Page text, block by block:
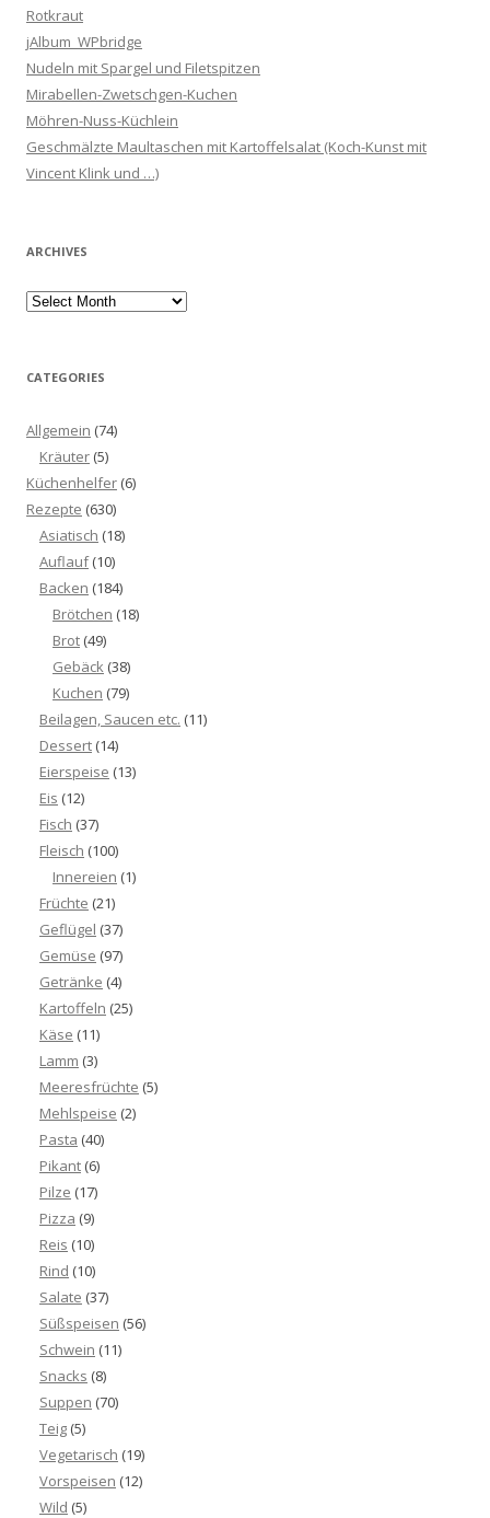
Rotkraut
jAlbum_WPbridge
Nudeln mit Spargel und Filetspitzen
Mirabellen-Zwetschgen-Kuchen
Möhren-Nuss-Küchlein
Geschmälzte Maultaschen mit Kartoffelsalat (Koch-Kunst mit
Vincent Klink und …)
ARCHIVES
Archives
CATEGORIES
Allgemein (74)
Kräuter (5)
Küchenhelfer (6)
Rezepte (630)
Asiatisch (18)
Auflauf(10)
Backen (184)
Brötchen (18)
Brot (49)
Gebäck (38)
Kuchen (79)
Beilagen, Saucen etc. (11)
Dessert (14)
Eierspeise (13)
Eis (12)
Fisch (37)
Fleisch (100)
Innereien (1)
Früchte (21)
Geflügel (37)
Gemüse (97)
Getränke (4)
Kartoffeln (25)
Käse (11)
Lamm (3)
Meeresfrüchte (5)
Mehlspeise (2)
Pasta (40)
Pikant (6)
Pilze (17)
Pizza (9)
Reis (10)
Rind (10)
Salate (37)
Süßspeisen (56)
Schwein (11)
Snacks (8)
Suppen (70)
Teig (5)
Vegetarisch (19)
Vorspeisen (12)
Wild (5)